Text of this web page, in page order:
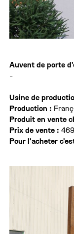
Auvent de porte
-
Usine de
Production :
Produit en vente
Prix de vente :
Pour l'acheter